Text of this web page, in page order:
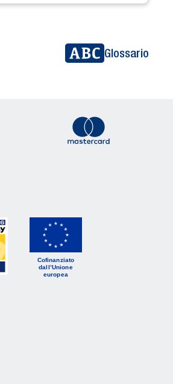
Glossario
Cofinanziato
dall’Unione
europea